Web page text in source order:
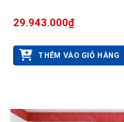
29.943.000₫
THÊM VÀO GIỎ HÀNG